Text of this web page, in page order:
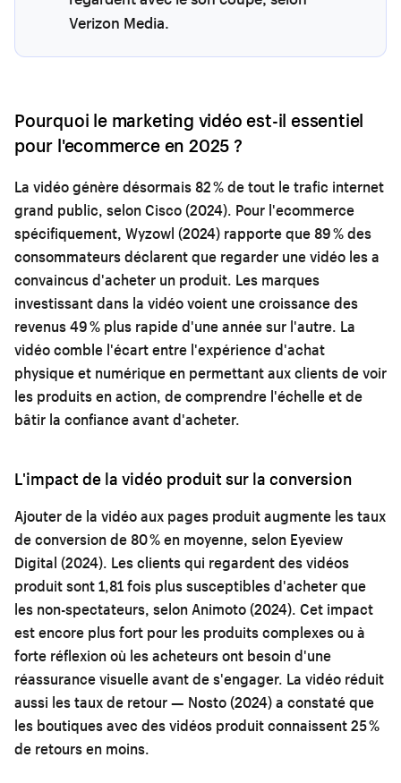
Verizon Media.
Pourquoi le marketing vidéo est-il essentiel
pour l'ecommerce en 2025 ?
La vidéo génère désormais 82 % de tout le trafic internet
grand public, selon Cisco (2024). Pour l'ecommerce
spécifiquement, Wyzowl (2024) rapporte que 89 % des
consommateurs déclarent que regarder une vidéo les a
convaincus d'acheter un produit. Les marques
investissant dans la vidéo voient une croissance des
revenus 49 % plus rapide d'une année sur l'autre. La
vidéo comble l'écart entre l'expérience d'achat
physique et numérique en permettant aux clients de voir
les produits en action, de comprendre l'échelle et de
bâtir la confiance avant d'acheter.
L'impact de la vidéo produit sur la conversion
Ajouter de la vidéo aux pages produit augmente les taux
de conversion de 80 % en moyenne, selon Eyeview
Digital (2024). Les clients qui regardent des vidéos
produit sont 1,81 fois plus susceptibles d'acheter que
les non-spectateurs, selon Animoto (2024). Cet impact
est encore plus fort pour les produits complexes ou à
forte réflexion où les acheteurs ont besoin d'une
réassurance visuelle avant de s'engager. La vidéo réduit
aussi les taux de retour — Nosto (2024) a constaté que
les boutiques avec des vidéos produit connaissent 25 %
de retours en moins.